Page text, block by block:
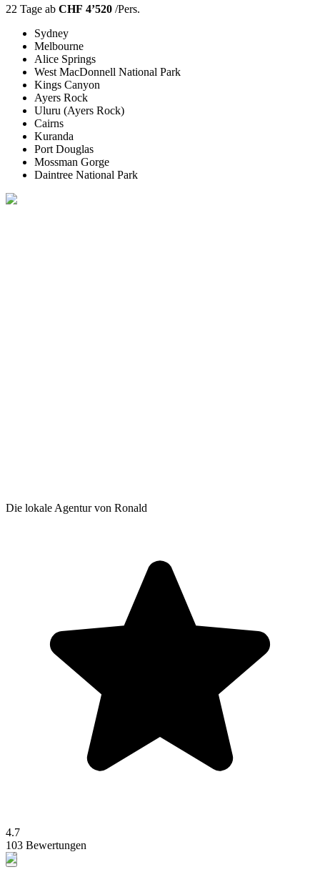
22 Tage ab CHF 4’520 /Pers.
Sydney
Melbourne
Alice Springs
West MacDonnell National Park
Kings Canyon
Ayers Rock
Uluru (Ayers Rock)
Cairns
Kuranda
Port Douglas
Mossman Gorge
Daintree National Park
Die lokale Agentur von Ronald
4.7
103 Bewertungen